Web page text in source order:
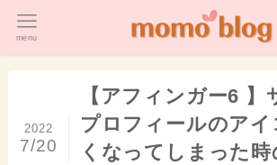
menu
【アフィンガー6 】
プロフィールのアイ
くなってしまった時
2022
7/20